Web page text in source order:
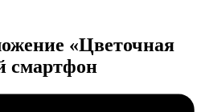
«Цветочная
смартфон